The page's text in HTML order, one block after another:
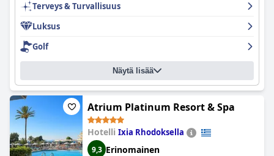
Terveys & Turvallisuus
Luksus
Golf
Näytä lisää
Atrium Platinum Resort & Spa
Hotelli Ixia Rhodoksella
9,3 Erinomainen